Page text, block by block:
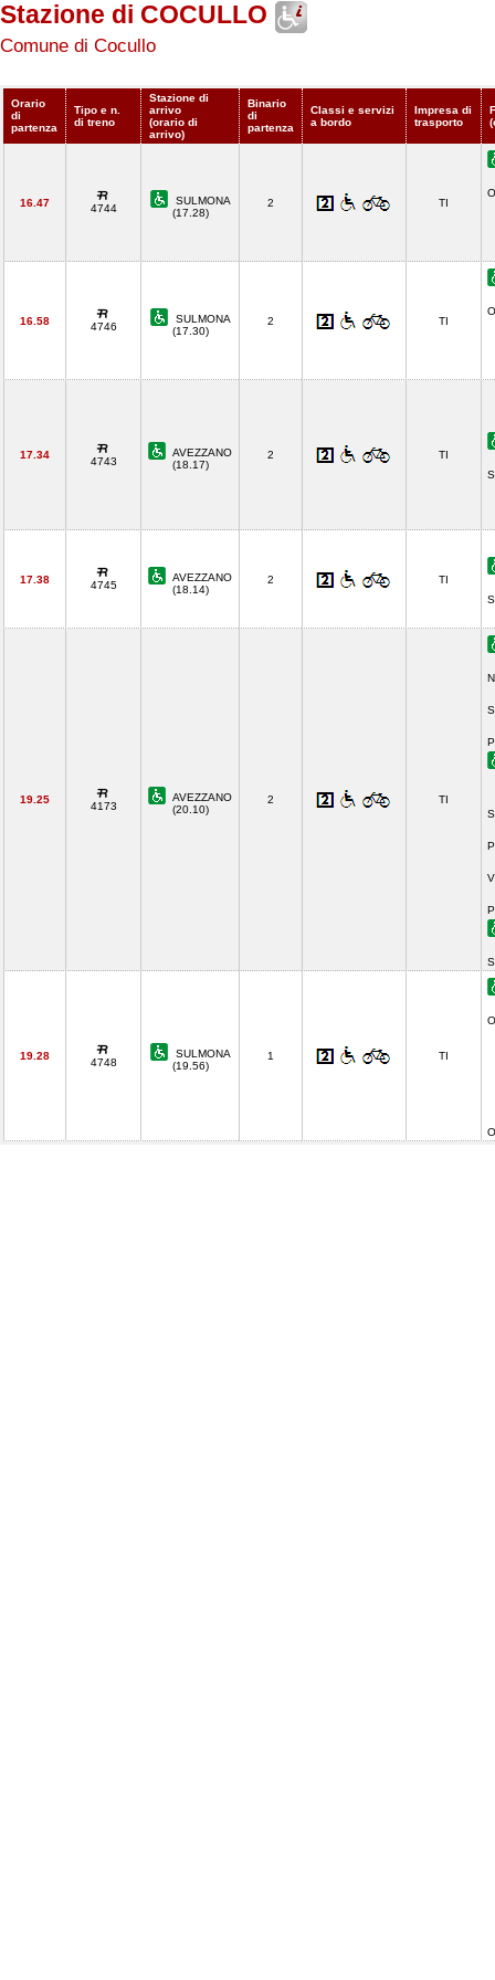
Stazione di COCULLO
Comune di Cocullo
Orario
di
partenza
Tipo e n.
di treno
Stazione di
arrivo
(orario di
arrivo)
Binario
di
partenza
Classi e servizi
a bordo
Impresa di
trasporto
16.47 4744
SULMONA
(17.28)
2 TI
16.58 4746
SULMONA
(17.30)
2 TI
17.34
4743
AVEZZANO
(18.17)
2
TI
17.38 4745
AVEZZANO
(18.14)
2
TI
19.25
4173
AVEZZANO
(20.10)
2 TI
19.28
4748
SULMONA
(19.56)
1 TI